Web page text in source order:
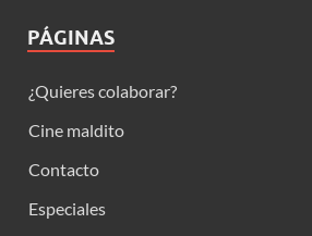
PÁGINAS
¿Quieres colaborar?
Cine maldito
Contacto
Especiales